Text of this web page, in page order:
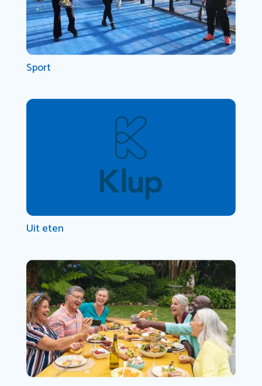
Sport
Uit eten